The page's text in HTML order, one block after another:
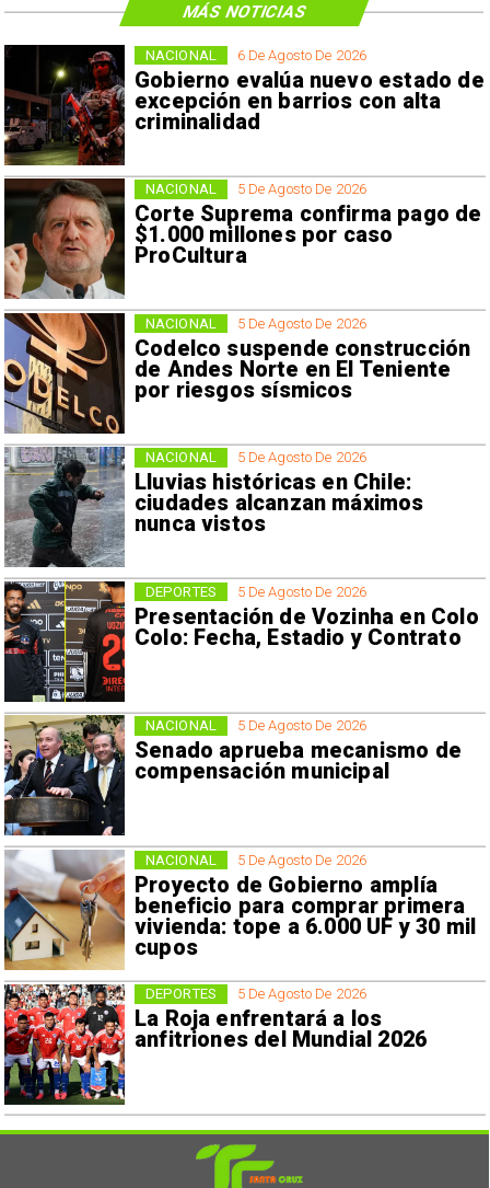
6 De Agosto De 2026
Gobierno evalúa nuevo estado de
excepción en barrios con alta
criminalidad
NACIONAL
5 De Agosto De 2026
Corte Suprema confirma pago de
$1.000 millones por caso
ProCultura
NACIONAL
5 De Agosto De 2026
Codelco suspende construcción
de Andes Norte en El Teniente
por riesgos sísmicos
NACIONAL
5 De Agosto De 2026
Lluvias históricas en Chile:
ciudades alcanzan máximos
nunca vistos
NACIONAL
5 De Agosto De 2026
Presentación de Vozinha en Colo
Colo: Fecha, Estadio y Contrato
DEPORTES
5 De Agosto De 2026
Senado aprueba mecanismo de
compensación municipal
NACIONAL
5 De Agosto De 2026
Proyecto de Gobierno amplía
beneficio para comprar primera
vivienda: tope a 6.000 UF y 30 mil
cupos
NACIONAL
5 De Agosto De 2026
La Roja enfrentará a los
anfitriones del Mundial 2026
DEPORTES
MÁS NOTICIAS